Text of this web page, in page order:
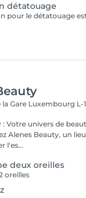
détatouage
Gare Luxembourg L-
: Votre univers de
Alenes Beauty, un
l'es...
deux oreilles
oreilles